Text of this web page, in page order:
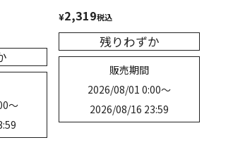
〜
¥2,319税込
残りわずか
販売期間
2026/08/01 0:00〜
2026/08/16 23:59